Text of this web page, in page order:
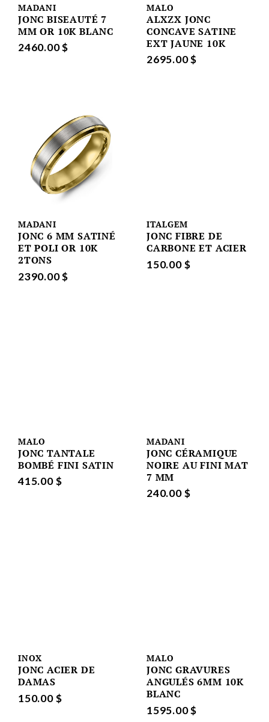
MADANI
JONC BISEAUTÉ 7
MM OR 10K BLANC
2460.00 $
MALO
ALXZX JONC
CONCAVE SATINE
EXT JAUNE 10K
2695.00 $
MADANI
JONC 6 MM SATINÉ
ET POLI OR 10K
2TONS
2390.00 $
ITALGEM
JONC FIBRE DE
CARBONE ET ACIER
150.00 $
MALO
JONC TANTALE
BOMBÉ FINI SATIN
415.00 $
MADANI
JONC CÉRAMIQUE
NOIRE AU FINI MAT
7 MM
240.00 $
INOX
JONC ACIER DE
DAMAS
150.00 $
MALO
JONC GRAVURES
ANGULÉS 6MM 10K
BLANC
1595.00 $